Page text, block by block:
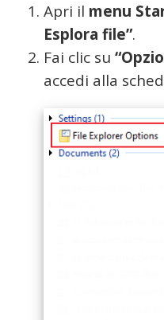
Apri il menu
Esplora file”.
Fai clic su
accedi alla